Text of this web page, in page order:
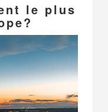
le plus